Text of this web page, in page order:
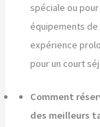
spéciale ou
équipements
expérience
pour un court
Comment
des meilleurs